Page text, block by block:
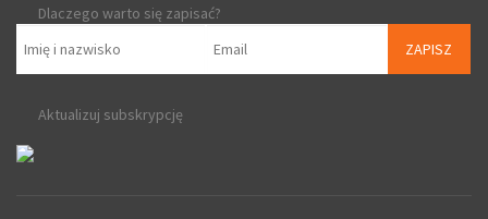
Dlaczego warto się zapisać?
ZAPISZ
Aktualizuj subskrypcję